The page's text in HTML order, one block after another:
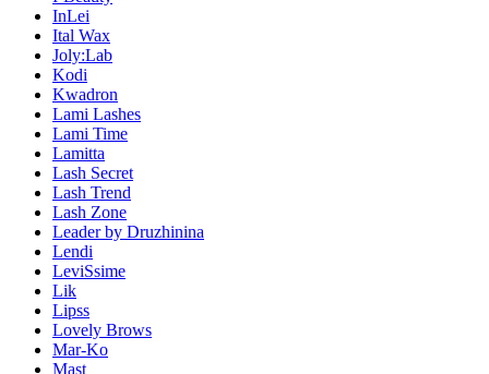
InLei
Ital Wax
Joly:Lab
Kodi
Kwadron
Lami Lashes
Lami Time
Lamitta
Lash Secret
Lash Trend
Lash Zone
Leader by Druzhinina
Lendi
LeviSsime
Lik
Lipss
Lovely Brows
Mar-Ko
Mast